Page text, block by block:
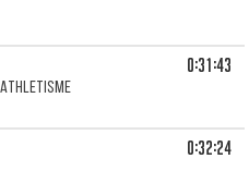
0:31:43
0:32:24